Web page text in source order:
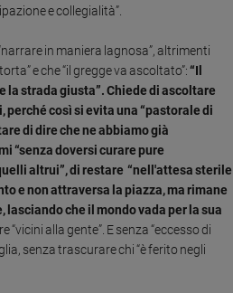
e collegialità”.
in maniera lagnosa”, altrimenti
e che “il gregge va ascoltato”:“Il
la strada giusta”. Chiede di ascoltare
così si evita una “pastorale di
di dire che ne abbiamo già
“senza doversi curare pure
altrui”, di restare “nell'attesa sterile
e non attraversa la piazza, ma rimane
lasciando che il mondo vada per la sua
“vicini alla gente”. E senza “eccesso di
senza trascurare chi “è ferito negli